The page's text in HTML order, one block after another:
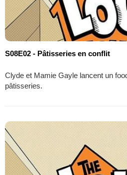
S08E02 - Pâtisseries en conflit
Clyde et Mamie Gayle lancent un
pâtisseries.